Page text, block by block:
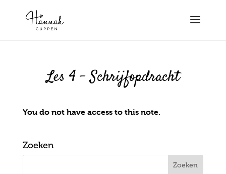
Les 4 – Schrijfopdracht
You do not have access to this note.
Zoeken